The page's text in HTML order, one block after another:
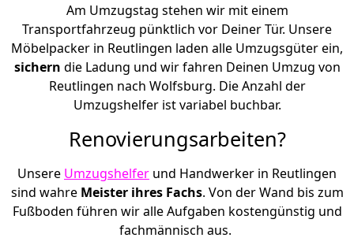
Am Umzugstag stehen wir mit einem
Transportfahrzeug pünktlich vor Deiner Tür. Unsere
Möbelpacker in Reutlingen laden alle Umzugsgüter ein,
sichern die Ladung und wir fahren Deinen Umzug von
Reutlingen nach Wolfsburg. Die Anzahl der
Umzugshelfer ist variabel buchbar.
Renovierungsarbeiten?
Unsere Umzugshelfer und Handwerker in Reutlingen
sind wahre Meister ihres Fachs. Von der Wand bis zum
Fußboden führen wir alle Aufgaben kostengünstig und
fachmännisch aus.